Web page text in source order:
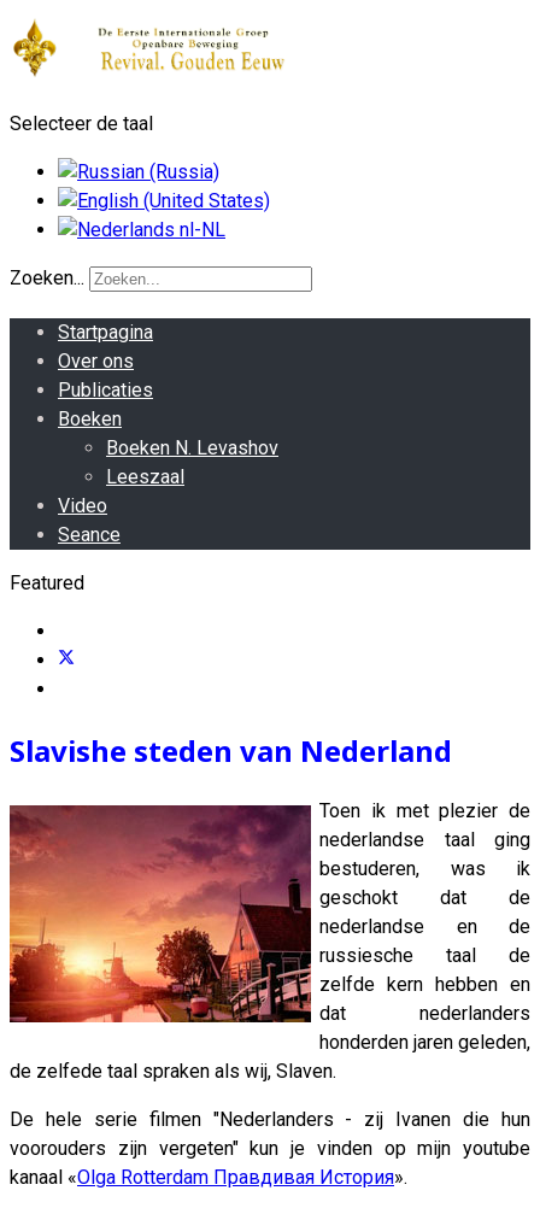
Selecteer de taal
Zoeken...
Startpagina
Over ons
Publicaties
Boeken
Boeken N. Levashov
Leeszaal
Video
Seance
Featured
Slavishe steden van Nederland
Toen ik met plezier de
nederlandse taal ging
bestuderen, was ik
geschokt dat de
nederlandse en de
russiesche taal de
zelfde kern hebben en
dat nederlanders
honderden jaren geleden,
de zelfede taal spraken als wij, Slaven.
De hele serie filmen "Nederlanders - zij Ivanen die hun
voorouders zijn vergeten" kun je vinden op mijn youtube
kanaal «Olga Rotterdam Правдивая История».